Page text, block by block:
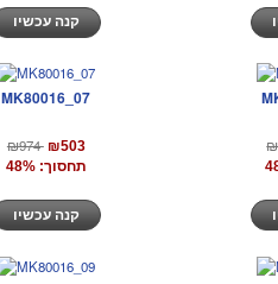
קנה עכשיו
MK80016_07
₪974 ₪503
תחסוך: 48%
קנה עכשיו